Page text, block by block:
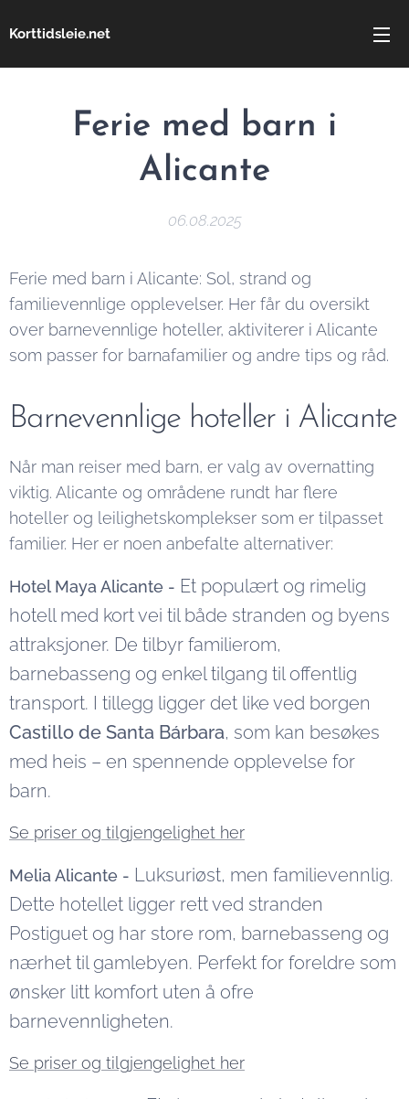
Korttidsleie.net
Ferie med barn i
Alicante
06.08.2025
Ferie med barn i Alicante: Sol, strand og
familievennlige opplevelser. Her får du oversikt
over barnevennlige hoteller, aktiviterer i Alicante
som passer for barnafamilier og andre tips og råd.
Barnevennlige hoteller i Alicante
Når man reiser med barn, er valg av overnatting
viktig. Alicante og områdene rundt har flere
hoteller og leilighetskomplekser som er tilpasset
familier. Her er noen anbefalte alternativer:
Hotel Maya Alicante - Et populært og rimelig
hotell med kort vei til både stranden og byens
attraksjoner. De tilbyr familierom,
barnebasseng og enkel tilgang til offentlig
transport. I tillegg ligger det like ved borgen
Castillo de Santa Bárbara, som kan besøkes
med heis – en spennende opplevelse for
barn.
Se priser og tilgjengelighet her
Melia Alicante - Luksuriøst, men familievennlig.
Dette hotellet ligger rett ved stranden
Postiguet og har store rom, barnebasseng og
nærhet til gamlebyen. Perfekt for foreldre som
ønsker litt komfort uten å ofre
barnevennligheten.
Se priser og tilgjengelighet her